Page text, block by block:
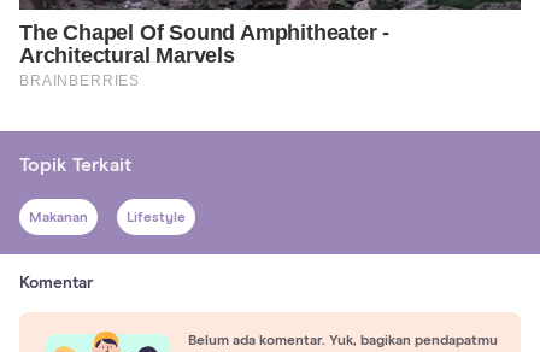
Topik Terkait
Makanan Lifestyle
Komentar
Belum ada komentar. Yuk, bagikan pendapatmu